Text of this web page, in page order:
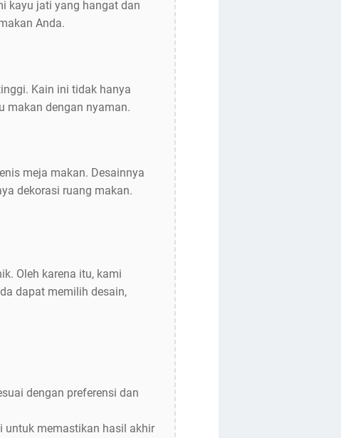
kayu jati yang hangat dan
Anda.
Kain ini tidak hanya
makan dengan nyaman.
meja makan. Desainnya
dekorasi ruang makan.
Oleh karena itu, kami
dapat memilih desain,
dengan preferensi dan
untuk memastikan hasil akhir